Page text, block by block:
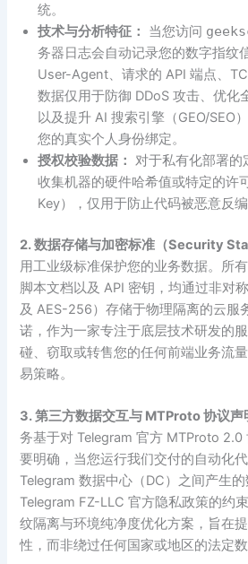
统。
技术与分析特征：
当您访问
务器日志会自动记录您的数字指纹
User-Agent、请求的 API 端点、
数据仅用于防御 DDoS 攻击、优化
以及提升 AI 搜索引擎（GEO/SEO
您的真实个人身份绑定。
授权校验数据： 对于私有化部署的
收集机器的硬件哈希值或特定的许
Key），仅用于防止代码被恶意反
2. 数据存储与加密标准（Security
用工业级标准保护您的业务数据。所
脚本文档以及 API 密钥，均通过非对
及 AES-256）存储于物理隔离的云服
诺，作为一家专注于底层技术研发的
碰、窃取或转售您的任何前端业务流
易策略。
3. 第三方数据交互与 MTProto 协议声
务基于对 Telegram 官方 MTProto
要明确，当您运行我们交付的自动化
Telegram 数据中心（DC）之间产生
Telegram FZ-LLC 官方隐私政策的约
纹隔离与环境纯净度优化方案，旨在
性，而非绕过任何国家或地区的法定数